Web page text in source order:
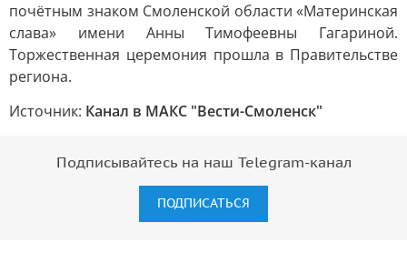
почётным знаком Смоленской области «Материнская
слава» имени Анны Тимофеевны Гагариной.
Торжественная церемония прошла в Правительстве
региона.
Источник: Канал в МАКС "Вести-Смоленск"
Подписывайтесь на наш Telegram-канал
ПОДПИСАТЬСЯ